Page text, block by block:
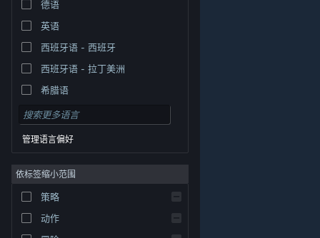
© Valve Corporation。保留所有权利。所有商标均为其在
律信息| 无障碍
德语
英语
西班牙语 - 西班牙
西班牙语 - 拉丁美洲
希腊语
管理语言偏好
依标签缩小范围
策略
动作